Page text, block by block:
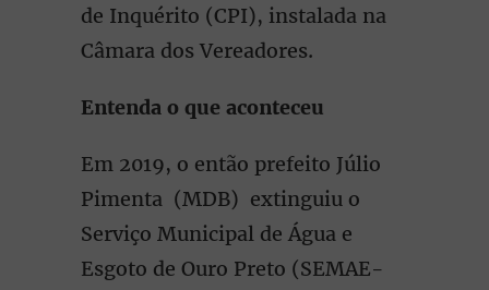
de Inquérito (CPI), instalada na
Câmara dos Vereadores.
Entenda o que aconteceu
Em 2019, o então prefeito Júlio
Pimenta (MDB) extinguiu o
Serviço Municipal de Água e
Esgoto de Ouro Preto (SEMAE-